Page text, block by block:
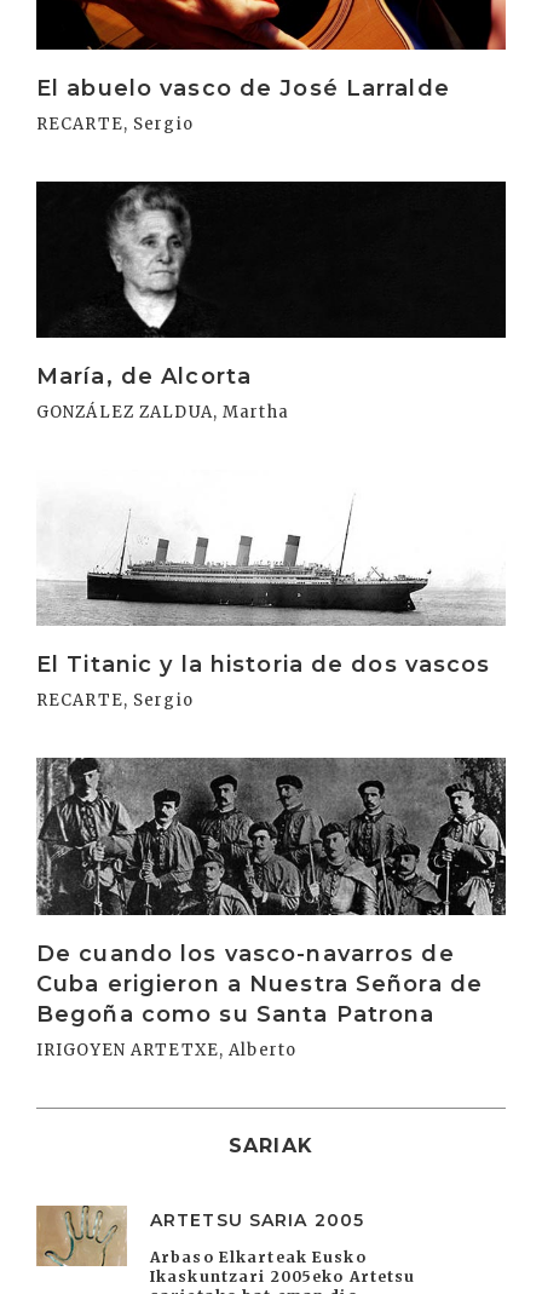
El abuelo vasco de José Larralde
RECARTE, Sergio
María, de Alcorta
GONZÁLEZ ZALDUA, Martha
El Titanic y la historia de dos vascos
RECARTE, Sergio
De cuando los vasco-navarros de
Cuba erigieron a Nuestra Señora de
Begoña como su Santa Patrona
IRIGOYEN ARTETXE, Alberto
Irakurri
SARIAK
ARTETSU SARIA 2005
Arbaso Elkarteak Eusko
Ikaskuntzari 2005eko Artetsu